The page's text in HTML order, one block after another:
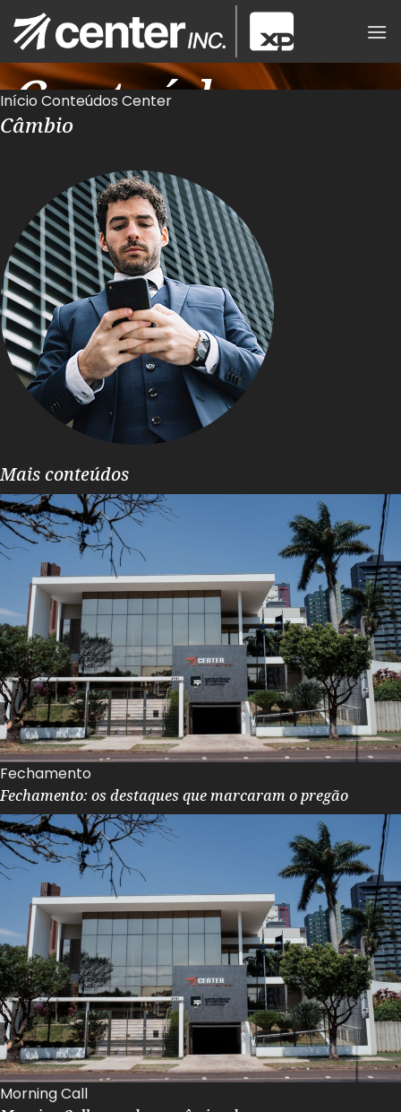
to
content
Conteúdos
Center
Início Conteúdos Center
Câmbio
Mais conteúdos
Fechamento
Fechamento: os destaques que marcaram o pregão
Morning Call